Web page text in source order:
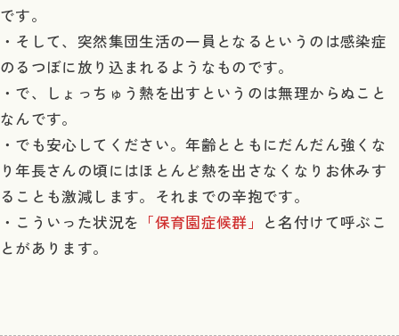
です。
・そして、突然集団生活の一員となるというのは感染症
のるつぼに放り込まれるようなものです。
・で、しょっちゅう熱を出すというのは無理からぬこと
なんです。
・でも安心してください。年齢とともにだんだん強くな
り年長さんの頃にはほとんど熱を出さなくなりお休みす
ることも激減します。それまでの辛抱です。
・こういった状況を 「保育園症候群」 と名付けて呼ぶこ
とがあります。